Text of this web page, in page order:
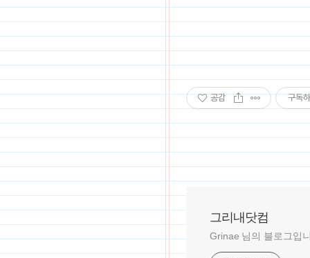
공감 구독
그리내닷컴
Grinae 님의 블로그입